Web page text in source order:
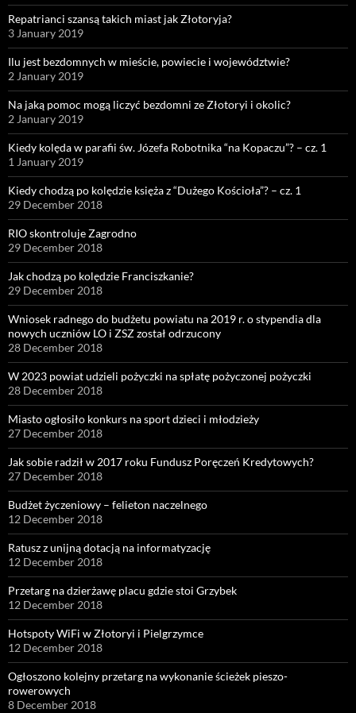
Repatrianci szansą takich miast jak Złotoryja?
3 January 2019
Ilu jest bezdomnych w mieście, powiecie i województwie?
2 January 2019
Na jaką pomoc mogą liczyć bezdomni ze Złotoryi i okolic?
2 January 2019
Kiedy kolęda w parafii św. Józefa Robotnika “na Kopaczu”? – cz. 1
1 January 2019
Kiedy chodzą po kolędzie księża z “Dużego Kościoła”? – cz. 1
29 December 2018
RIO skontroluje Zagrodno
29 December 2018
Jak chodzą po kolędzie Franciszkanie?
29 December 2018
Wniosek radnego do budżetu powiatu na 2019 r. o stypendia dla
nowych uczniów LO i ZSZ został odrzucony
28 December 2018
W 2023 powiat udzieli pożyczki na spłatę pożyczonej pożyczki
28 December 2018
Miasto ogłosiło konkurs na sport dzieci i młodzieży
27 December 2018
Jak sobie radził w 2017 roku Fundusz Poręczeń Kredytowych?
27 December 2018
Budżet życzeniowy – felieton naczelnego
12 December 2018
Ratusz z unijną dotacją na informatyzację
12 December 2018
Przetarg na dzierżawę placu gdzie stoi Grzybek
12 December 2018
Hotspoty WiFi w Złotoryi i Pielgrzymce
12 December 2018
Ogłoszono kolejny przetarg na wykonanie ścieżek pieszo-
rowerowych
8 December 2018